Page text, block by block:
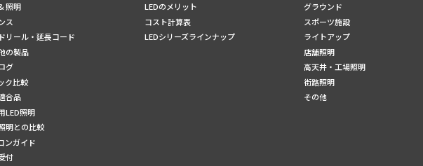
照明
ス
リール・延長コード
の製品
グ
ク比較
合品
LED照明
明との比較
ンガイド
付
LEDのメリット
コスト計算表
LEDシリーズラインナップ
グラウンド
スポーツ施設
ライトアップ
店舗照明
高天井・工場照明
街路照明
その他